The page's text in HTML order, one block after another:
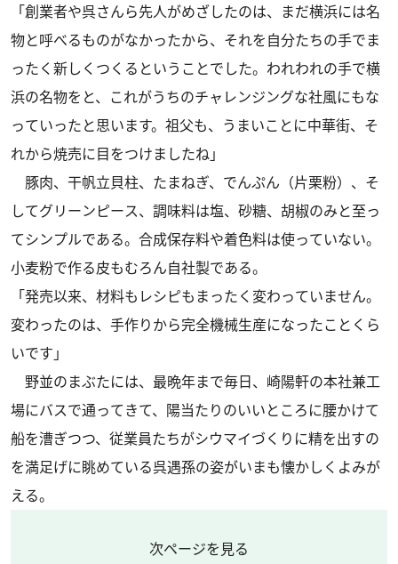
「創業者や呉さんら先人がめざしたのは、まだ横浜には名
物と呼べるものがなかったから、それを自分たちの手でま
ったく新しくつくるということでした。われわれの手で横
浜の名物をと、これがうちのチャレンジングな社風にもな
っていったと思います。祖父も、うまいことに中華街、そ
れから焼売に目をつけましたね」
豚肉、干帆立貝柱、たまねぎ、でんぷん（片栗粉）、そ
してグリーンピース、調味料は塩、砂糖、胡椒のみと至っ
てシンプルである。合成保存料や着色料は使っていない。
小麦粉で作る皮もむろん自社製である。
「発売以来、材料もレシピもまったく変わっていません。
変わったのは、手作りから完全機械生産になったことくら
いです」
野並のまぶたには、最晩年まで毎日、崎陽軒の本社兼工
場にバスで通ってきて、陽当たりのいいところに腰かけて
船を漕ぎつつ、従業員たちがシウマイづくりに精を出すの
を満足げに眺めている呉遇孫の姿がいまも懐かしくよみが
える。
次ページを見る